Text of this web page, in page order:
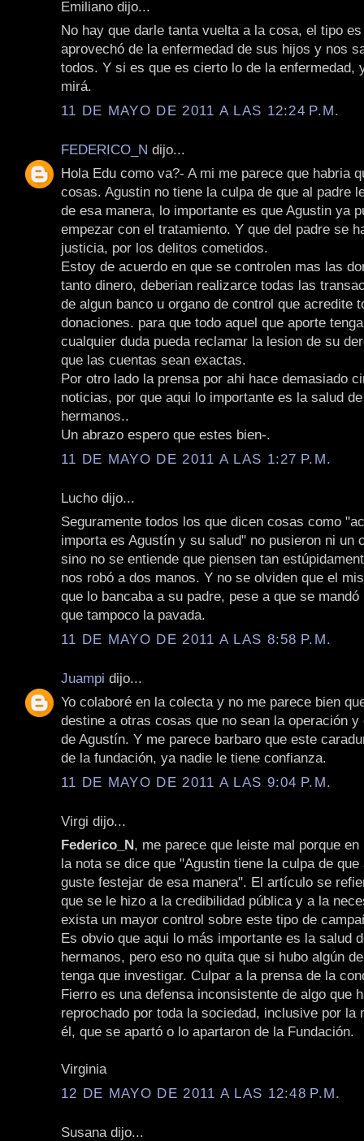
Emiliano dijo...
No hay que darle tanta vuelta a la cosa, el tipo
aprovechó de la enfermedad de sus hijos y nos
todos. Y si es que es cierto lo de la enfermedad,
mirá.
11 DE MAYO DE 2011 A LAS 12:24 P.M.
FEDERICO_N dijo...
Hola Edu como va?- A mi me parece que habria
cosas. Agustin no tiene la culpa de que al padre
de esa manera, lo importante es que Agustin ya
empezar con el tratamiento. Y que del padre se
justicia, por los delitos cometidos.
Estoy de acuerdo en que se controlen mas las
tanto dinero, deberian realizarce todas las
de algun banco u organo de control que acredite
donaciones. para que todo aquel que aporte
cualquier duda pueda reclamar la lesion de su
que las cuentas sean exactas.
Por otro lado la prensa por ahi hace demasiado
noticias, por que aqui lo importante es la salud
hermanos..
Un abrazo espero que estes bien-.
11 DE MAYO DE 2011 A LAS 1:27 P.M.
Lucho dijo...
Seguramente todos los que dicen cosas como
importa es Agustín y su salud" no pusieron ni un
sino no se entiende que piensen tan
nos robó a dos manos. Y no se olviden que el
que lo bancaba a su padre, pese a que se
que tampoco la pavada.
11 DE MAYO DE 2011 A LAS 8:58 P.M.
Juampi dijo...
Yo colaboré en la colecta y no me parece bien
destine a otras cosas que no sean la operación y
de Agustín. Y me parece barbaro que este
de la fundación, ya nadie le tiene confianza.
11 DE MAYO DE 2011 A LAS 9:04 P.M.
Virgi dijo...
Federico_N, me parece que leiste mal porque en
la nota se dice que "Agustin tiene la culpa de que
guste festejar de esa manera". El artículo se
que se le hizo a la credibilidad pública y a la
exista un mayor control sobre este tipo de
Es obvio que aqui lo más importante es la salud
hermanos, pero eso no quita que si hubo algún
tenga que investigar. Culpar a la prensa de la
Fierro es una defensa inconsistente de algo que
reprochado por toda la sociedad, inclusive por la
él, que se apartó o lo apartaron de la Fundación.
Virginia
12 DE MAYO DE 2011 A LAS 12:48 P.M.
Susana dijo...